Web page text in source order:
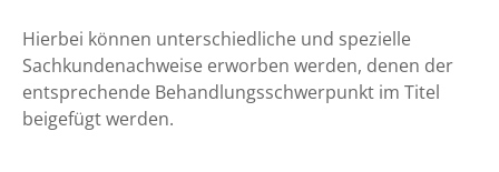
Hierbei können unterschiedliche und spezielle
Sachkundenachweise erworben werden, denen der
entsprechende Behandlungsschwerpunkt im Titel
beigefügt werden.